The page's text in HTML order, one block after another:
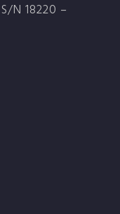
N 18220 –